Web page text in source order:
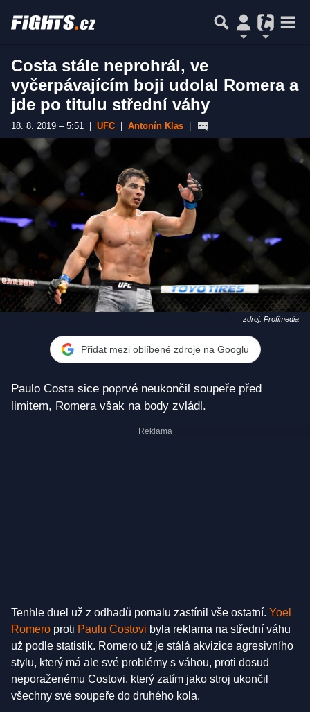
Costa stále neprohrál, ve
vyčerpávajícím boji udolal Romera a
jde po titulu střední váhy
18. 8. 2019 – 5:51 UFC Antonín Klas
zdroj: Profimedia
Přidat mezi oblíbené zdroje na Googlu
Paulo Costa sice poprvé neukončil soupeře před
limitem, Romera však na body zvládl.
Tenhle duel už z odhadů pomalu zastínil vše ostatní. Yoel
Romero proti Paulu Costovi byla reklama na střední váhu
už podle statistik. Romero už je stálá akvizice agresivního
stylu, který má ale své problémy s váhou, proti dosud
neporaženému Costovi, který zatím jako stroj ukončil
všechny své soupeře do druhého kola.